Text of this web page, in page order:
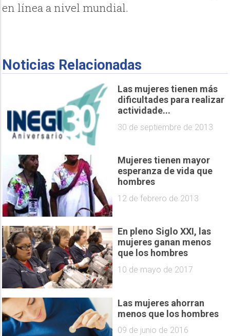
en línea a nivel mundial.
Noticias Relacionadas
Las mujeres tienen más
dificultades para realizar
actividade...
30 de septiembre de 2013
Mujeres tienen mayor
esperanza de vida que
hombres
12 de febrero de 2013
En pleno Siglo XXI, las
mujeres ganan menos
que los hombres
10 de mayo de 2017
Las mujeres ahorran
menos que los hombres
09 de junio de 2016